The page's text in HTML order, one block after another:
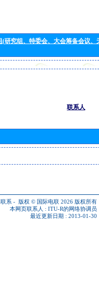
(研究组、特委会、大会筹备会议
联系人
系 - 版权 © 国际电联 2026 版权所有
本网页联系人 : ITU-R的网络协调员
最近更新日期 : 2013-01-30